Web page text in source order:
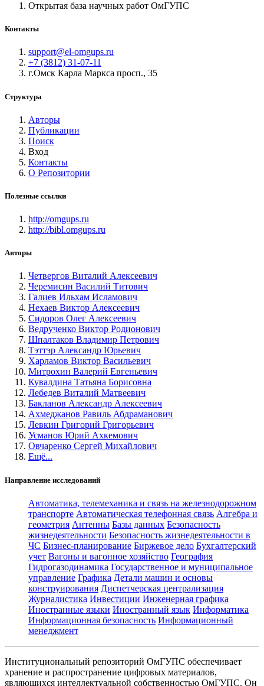
Открытая база научных работ ОмГУПС
Контакты
support@el-omgups.ru
+7 (3812) 31-07-11
г.Омск Карла Маркса просп., 35
Структура
Авторы
Публикации
Поиск
Вход
Контакты
О Репозитории
Полезные ссылки
http://omgups.ru
http://bibl.omgups.ru
Авторы
Четвергов Виталий Алексеевич
Черемисин Василий Титович
Галиев Ильхам Исламович
Нехаев Виктор Алексеевич
Сидоров Олег Алексеевич
Ведрученко Виктор Родионович
Шпалтаков Владимир Петрович
Тэттэр Александр Юрьевич
Харламов Виктор Васильевич
Митрохин Валерий Евгеньевич
Кувалдина Татьяна Борисовна
Лебедев Виталий Матвеевич
Бакланов Александр Алексеевич
Ахмеджанов Равиль Абдраманович
Левкин Григорий Григорьевич
Усманов Юрий Ахкемович
Овчаренко Сергей Михайлович
Ещё...
Направление исследований
Автоматика, телемеханика и связь на железнодорожном
транспорте Автоматическая телефонная связь Алгебра и
геометрия Антенны Базы данных Безопасность
жизнедеятельности Безопасность жизнедеятельности в
ЧС Бизнес-планирование Биржевое дело Бухгалтерский
учет Вагоны и вагонное хозяйство География
Гидрогазодинамика Государственное и муниципальное
управление Графика Детали машин и основы
конструирования Диспетчерская централизация
Журналистика Инвестиции Инженерная графика
Иностранные языки Иностранный язык Информатика
Информационная безопасность Информационный
менеджмент
Институциональный репозиторий ОмГУПС обеспечивает
хранение и распространение цифровых материалов,
являющихся интеллектуальной собственностью ОмГУПС. Он